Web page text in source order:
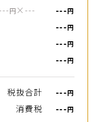
円×--- ---円
---円
---円
---円
税抜合計 ---円
消費税 ---円